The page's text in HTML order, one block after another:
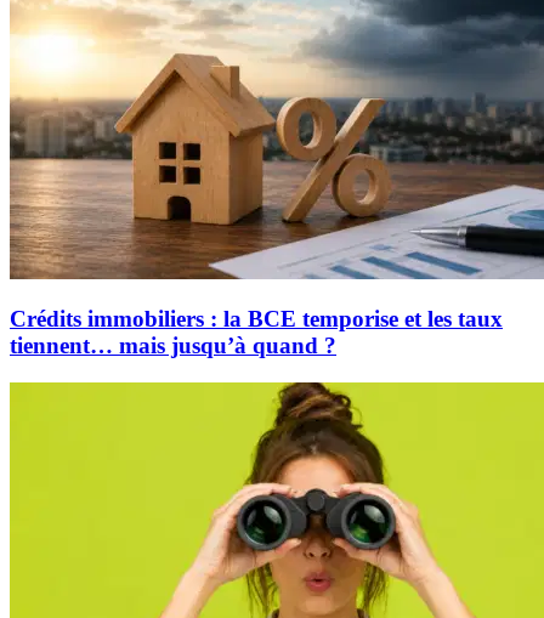
Crédits immobiliers : la BCE temporise et les taux
tiennent… mais jusqu’à quand ?